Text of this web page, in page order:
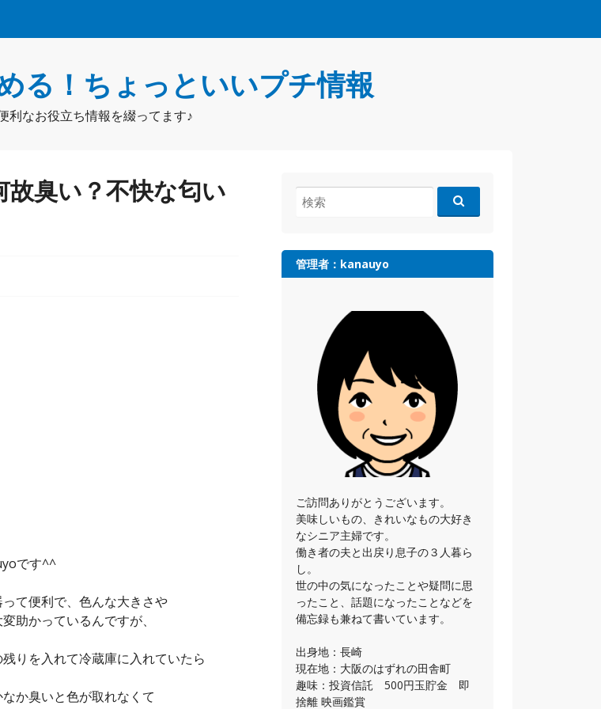
る！ちょっといいプチ情報
利なお役立ち情報を綴ってます♪
臭い？不快な匂い
です^^
て便利で、色んな大きさや
助かっているんですが、
りを入れて冷蔵庫に入れていたら
か臭いと色が取れなくて
検
索:
管理者：kanauyo
ご訪問ありがとうございます。
美味しいもの、きれいなもの大好き
なシニア主婦です。
働き者の夫と出戻り息子の３人暮ら
し。
世の中の気になったことや疑問に思
ったこと、話題になったことなどを
備忘録も兼ねて書いています。
出身地：長崎
現在地：大阪のはずれの田舎町
趣味：投資信託 500円玉貯金 即
捨離 映画鑑賞